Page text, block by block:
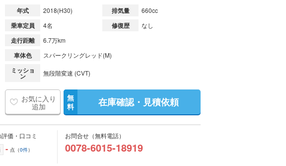
年式 2018(H30) 排気量 660cc
乗車定員 4名 修復歴 なし
走行距離 6.7万km
車体色 スパークリングレッド(M)
ミッショ
ン 無段階変速 (CVT)
お気に入り
追加
無
料
在庫確認・見積依頼
価・口コミ
- 点（0件）
お問合せ（無料電話）
0078-6015-18919